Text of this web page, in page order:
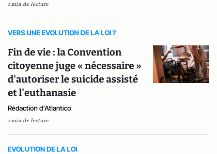
1 min de lecture
VERS UNE EVOLUTION DE LA LOI ?
Fin de vie : la Convention
citoyenne juge « nécessaire »
d'autoriser le suicide assisté
et l'euthanasie
Rédaction d'Atlantico
1 min de lecture
EVOLUTION DE LA LOI